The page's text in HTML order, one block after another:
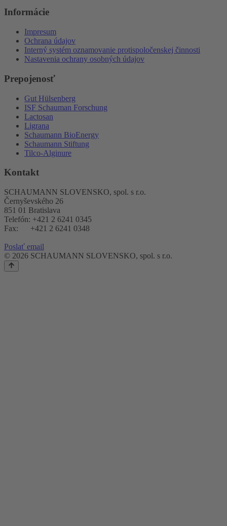
Informácie
Impresum
Ochrana údajov
Interný systém oznamovanie protispoločenskej činnosti
Nastavenia ochrany osobných údajov
Prepojenosť
Gut Hülsenberg
ISF Schauman Forschung
Lactosan
Ligrana
Schaumann BioEnergy
Schaumann Stiftung
Tilco-Alginure
Kontakt
SCHAUMANN SLOVENSKO, spol. s r.o.
Černyševského 26
851 01 Bratislava
Telefón: +421 2 6241 0345
Fax: +421 2 6241 0348
Poslať email
© 2026 SCHAUMANN SLOVENSKO, spol. s r.o.